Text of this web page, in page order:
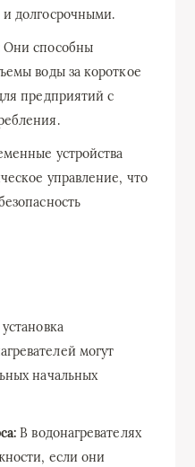
долгосрочными.
Они способны
воды за короткое
предприятий с
устройства
управление, что
могут
начальных
В водонагревателях
если они